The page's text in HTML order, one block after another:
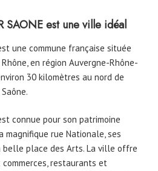
SAONE est une ville idéal
une commune française située
en région Auvergne-Rhône-
30 kilomètres au nord de
connue pour son patrimoine
magnifique rue Nationale, ses
belle place des Arts. La ville offre
restaurants et